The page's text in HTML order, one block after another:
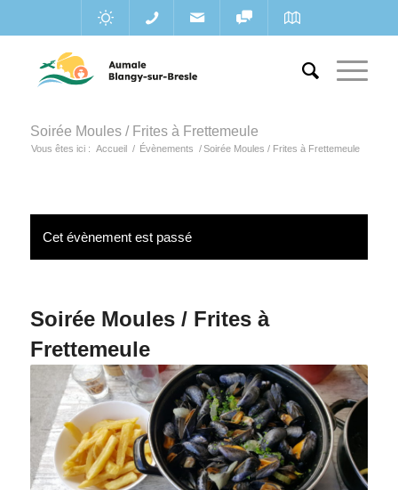
Soirée Moules / Frites à Frettemeule
Vous êtes ici : Accueil / Évènements / Soirée Moules / Frites à Frettemeule
Cet évènement est passé
Soirée Moules / Frites à
Frettemeule